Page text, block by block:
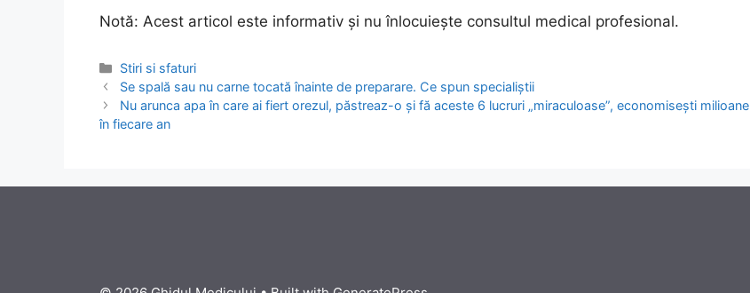
Notă: Acest articol este informativ și nu înlocuiește consultul medical profesional.
Categories
Stiri si sfaturi
Post
navigation
Se spală sau nu carne tocată înainte de preparare. Ce spun specialiștii
Nu arunca apa în care ai fiert orezul, păstreaz-o și fă aceste 6 lucruri „miraculoase”, economisești milioane
în fiecare an